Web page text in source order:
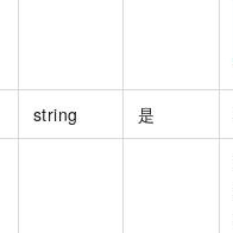
string 是